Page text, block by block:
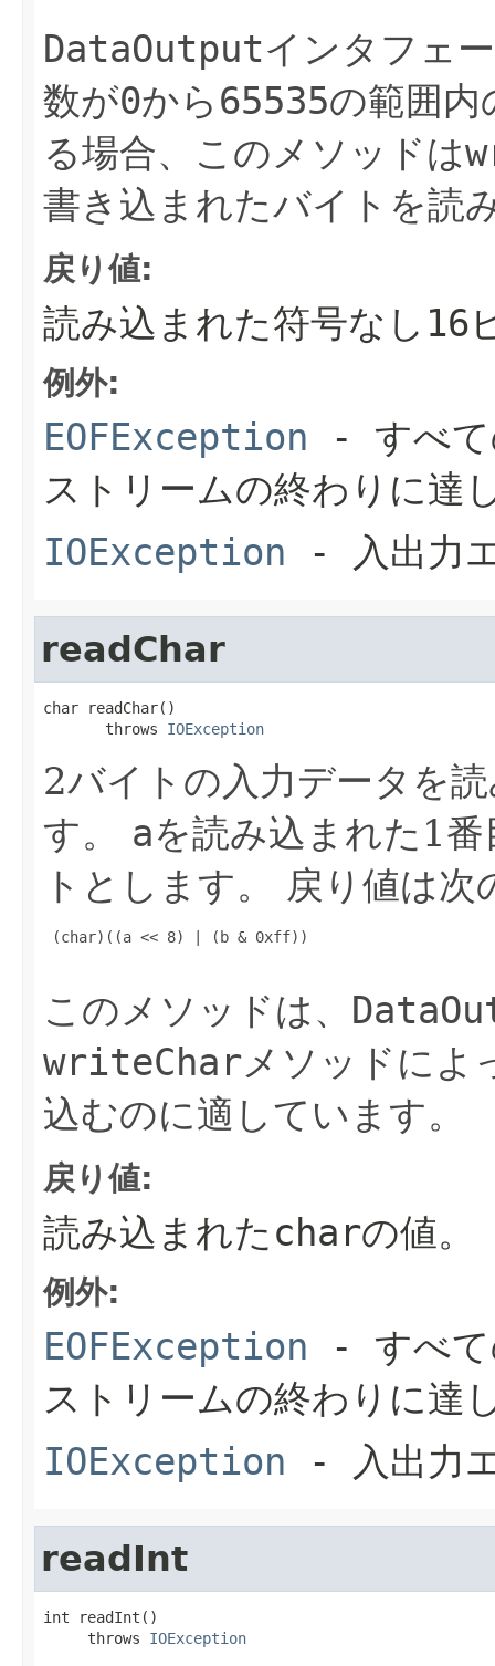
DataOutputインタフェ
数が0から 65535の範囲内
る場合、このメソッドは
書き込まれたバイトを読
戻り値:
読み込まれた符号なし16
例外:
EOFException - すべて
ストリームの終わりに達
IOException - 入出力
readChar
char readChar()
       throws
IOException
2バイトの入力データを
す。
aを読み込まれた1
トとします。
戻り値は次
(char)((a << 8) | (b & 0xff))
このメソッドは、
writeCharメソッドによ
込むのに適しています。
戻り値:
読み込まれた charの値。
例外:
EOFException - すべて
ストリームの終わりに達
IOException - 入出力
readInt
int readInt()
     throws
IOException